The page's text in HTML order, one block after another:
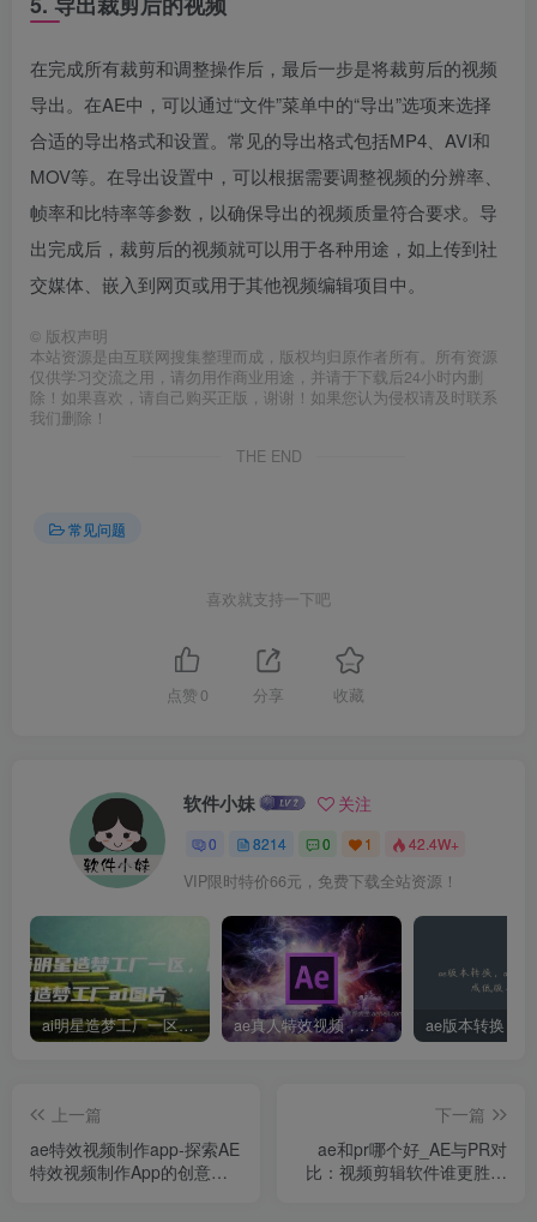
在完成所有裁剪和调整操作后，最后一步是将裁剪后的视频
导出。在AE中，可以通过“文件”菜单中的“导出”选项来选择
合适的导出格式和设置。常见的导出格式包括MP4、AVI和
MOV等。在导出设置中，可以根据需要调整视频的分辨率、
帧率和比特率等参数，以确保导出的视频质量符合要求。导
出完成后，裁剪后的视频就可以用于各种用途，如上传到社
交媒体、嵌入到网页或用于其他视频编辑项目中。
© 版权声明
本站资源是由互联网搜集整理而成，版权均归原作者所有。所有资源
仅供学习交流之用，请勿用作商业用途，并请于下载后24小时内删
除！如果喜欢，请自己购买正版，谢谢！如果您认为侵权请及时联系
我们删除！
THE END
常见问题
喜欢就支持一下吧
点赞 0 分享 收藏
软件小妹 关注
0 8214 0 1 42.4W+
VIP限时特价66元，免费下载全站资源！
ai明星造梦工厂一区，明星造梦工厂ai图片 ae真人特效视频，大学生第一次做ppt怎么做
上一篇
ae特效视频制作app-探索AE
特效视频制作App的创意与
下一篇
ae和pr哪个好_AE与PR对
比：视频剪辑软件谁更胜一